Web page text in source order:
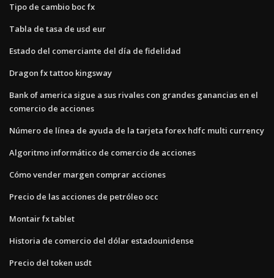
Tipo de cambio boc fx
Tabla de tasa de usd eur
Estado del comerciante del día de fidelidad
Dragon fx tattoo kingsway
Bank of america sigue a sus rivales con grandes ganancias en el
comercio de acciones
Número de línea de ayuda de la tarjeta forex hdfc multi currency
Algoritmo informático de comercio de acciones
Cómo vender margen comprar acciones
Precio de las acciones de petróleo occ
Montair fx tablet
Historia de comercio del dólar estadounidense
Precio del token usdt